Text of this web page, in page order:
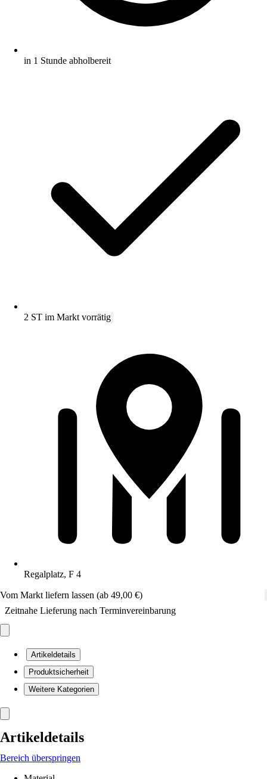
in 1 Stunde abholbereit
2 ST im Markt vorrätig
Regalplatz, F 4
Vom Markt liefern lassen (ab 49,00 €)
Zeitnahe Lieferung nach Terminvereinbarung
Artikeldetails
Produktsicherheit
Weitere Kategorien
Artikeldetails
Bereich überspringen